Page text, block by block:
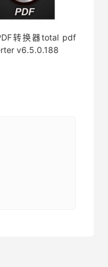
转换器total pdf
v6.5.0.188